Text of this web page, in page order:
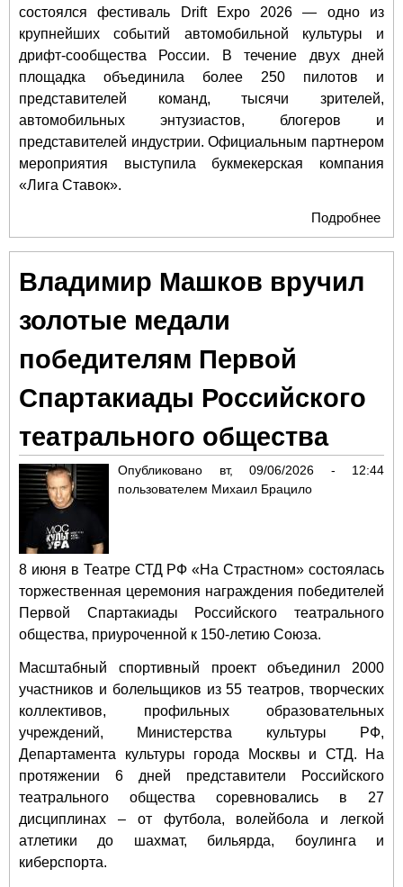
состоялся фестиваль Drift Expo 2026 — одно из
крупнейших событий автомобильной культуры и
дрифт-сообщества России. В течение двух дней
площадка объединила более 250 пилотов и
представителей команд, тысячи зрителей,
автомобильных энтузиастов, блогеров и
представителей индустрии. Официальным партнером
мероприятия выступила букмекерская компания
«Лига Ставок».
Подробнее
Владимир Машков вручил
золотые медали
победителям Первой
Спартакиады Российского
театрального общества
Опубликовано вт, 09/06/2026 - 12:44
пользователем Михаил Брацило
8 июня в Театре СТД РФ «На Страстном» состоялась
торжественная церемония награждения победителей
Первой Спартакиады Российского театрального
общества, приуроченной к 150-летию Союза.
Масштабный спортивный проект объединил 2000
участников и болельщиков из 55 театров, творческих
коллективов, профильных образовательных
учреждений, Министерства культуры РФ,
Департамента культуры города Москвы и СТД. На
протяжении 6 дней представители Российского
театрального общества соревновались в 27
дисциплинах – от футбола, волейбола и легкой
атлетики до шахмат, бильярда, боулинга и
киберспорта.